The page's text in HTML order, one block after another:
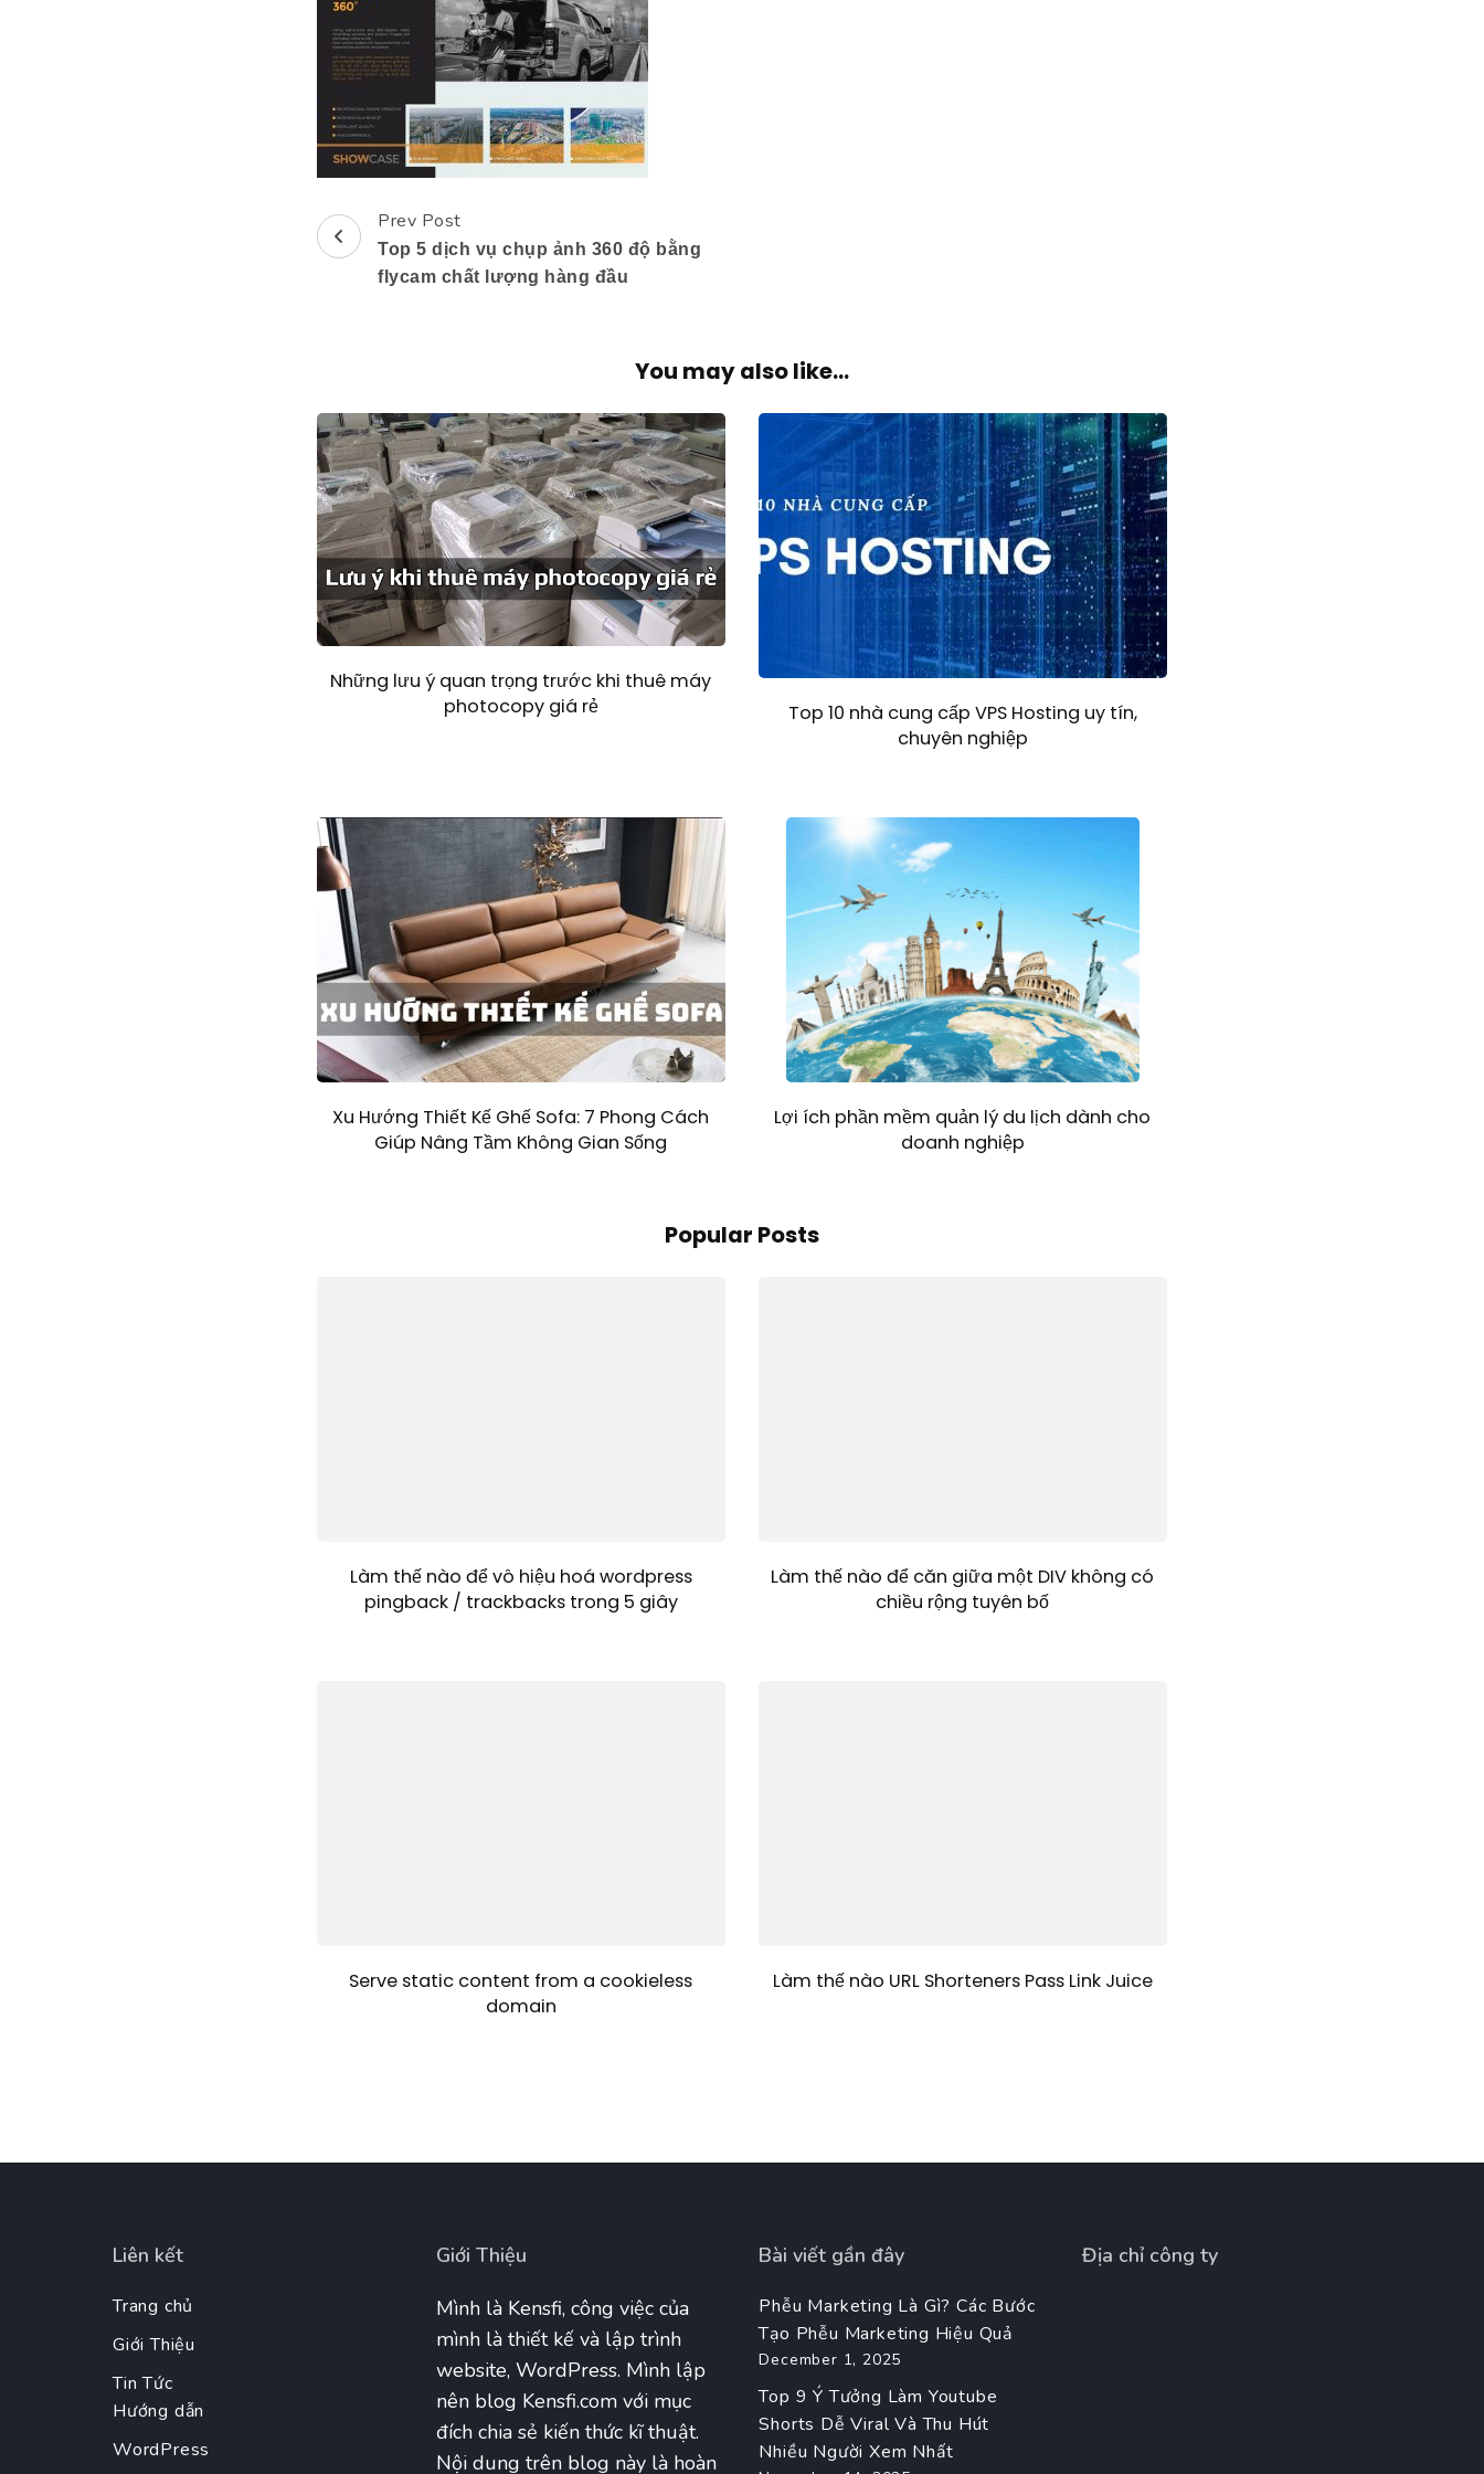
Post
Navigation
Prev Post
Top 5 dịch vụ chụp ảnh 360 độ bằng
flycam chất lượng hàng đầu
You may also like...
Những lưu ý quan trọng trước khi thuê máy
photocopy giá rẻ
Top 10 nhà cung cấp VPS Hosting uy tín,
chuyên nghiệp
Xu Hướng Thiết Kế Ghế Sofa: 7 Phong Cách
Giúp Nâng Tầm Không Gian Sống
Lợi ích phần mềm quản lý du lịch dành cho
doanh nghiệp
Popular Posts
Làm thế nào để vô hiệu hoá wordpress
pingback / trackbacks trong 5 giây
Làm thế nào để căn giữa một DIV không có
chiều rộng tuyên bố
Serve static content from a cookieless
domain
Làm thế nào URL Shorteners Pass Link Juice
Liên kết
Trang chủ
Giới Thiệu
Tin Tức
Hướng dẫn
WordPress
Giới Thiệu
Mình là Kensfi, công việc của
mình là thiết kế và lập trình
website, WordPress. Mình lập
nên blog Kensfi.com với mục
đích chia sẻ kiến thức kĩ thuật.
Nội dung trên blog này là hoàn
Bài viết gần đây
Phễu Marketing Là Gì? Các Bước
Tạo Phễu Marketing Hiệu Quả
December 1, 2025
Top 9 Ý Tưởng Làm Youtube
Shorts Dễ Viral Và Thu Hút
Nhiều Người Xem Nhất
Địa chỉ công ty